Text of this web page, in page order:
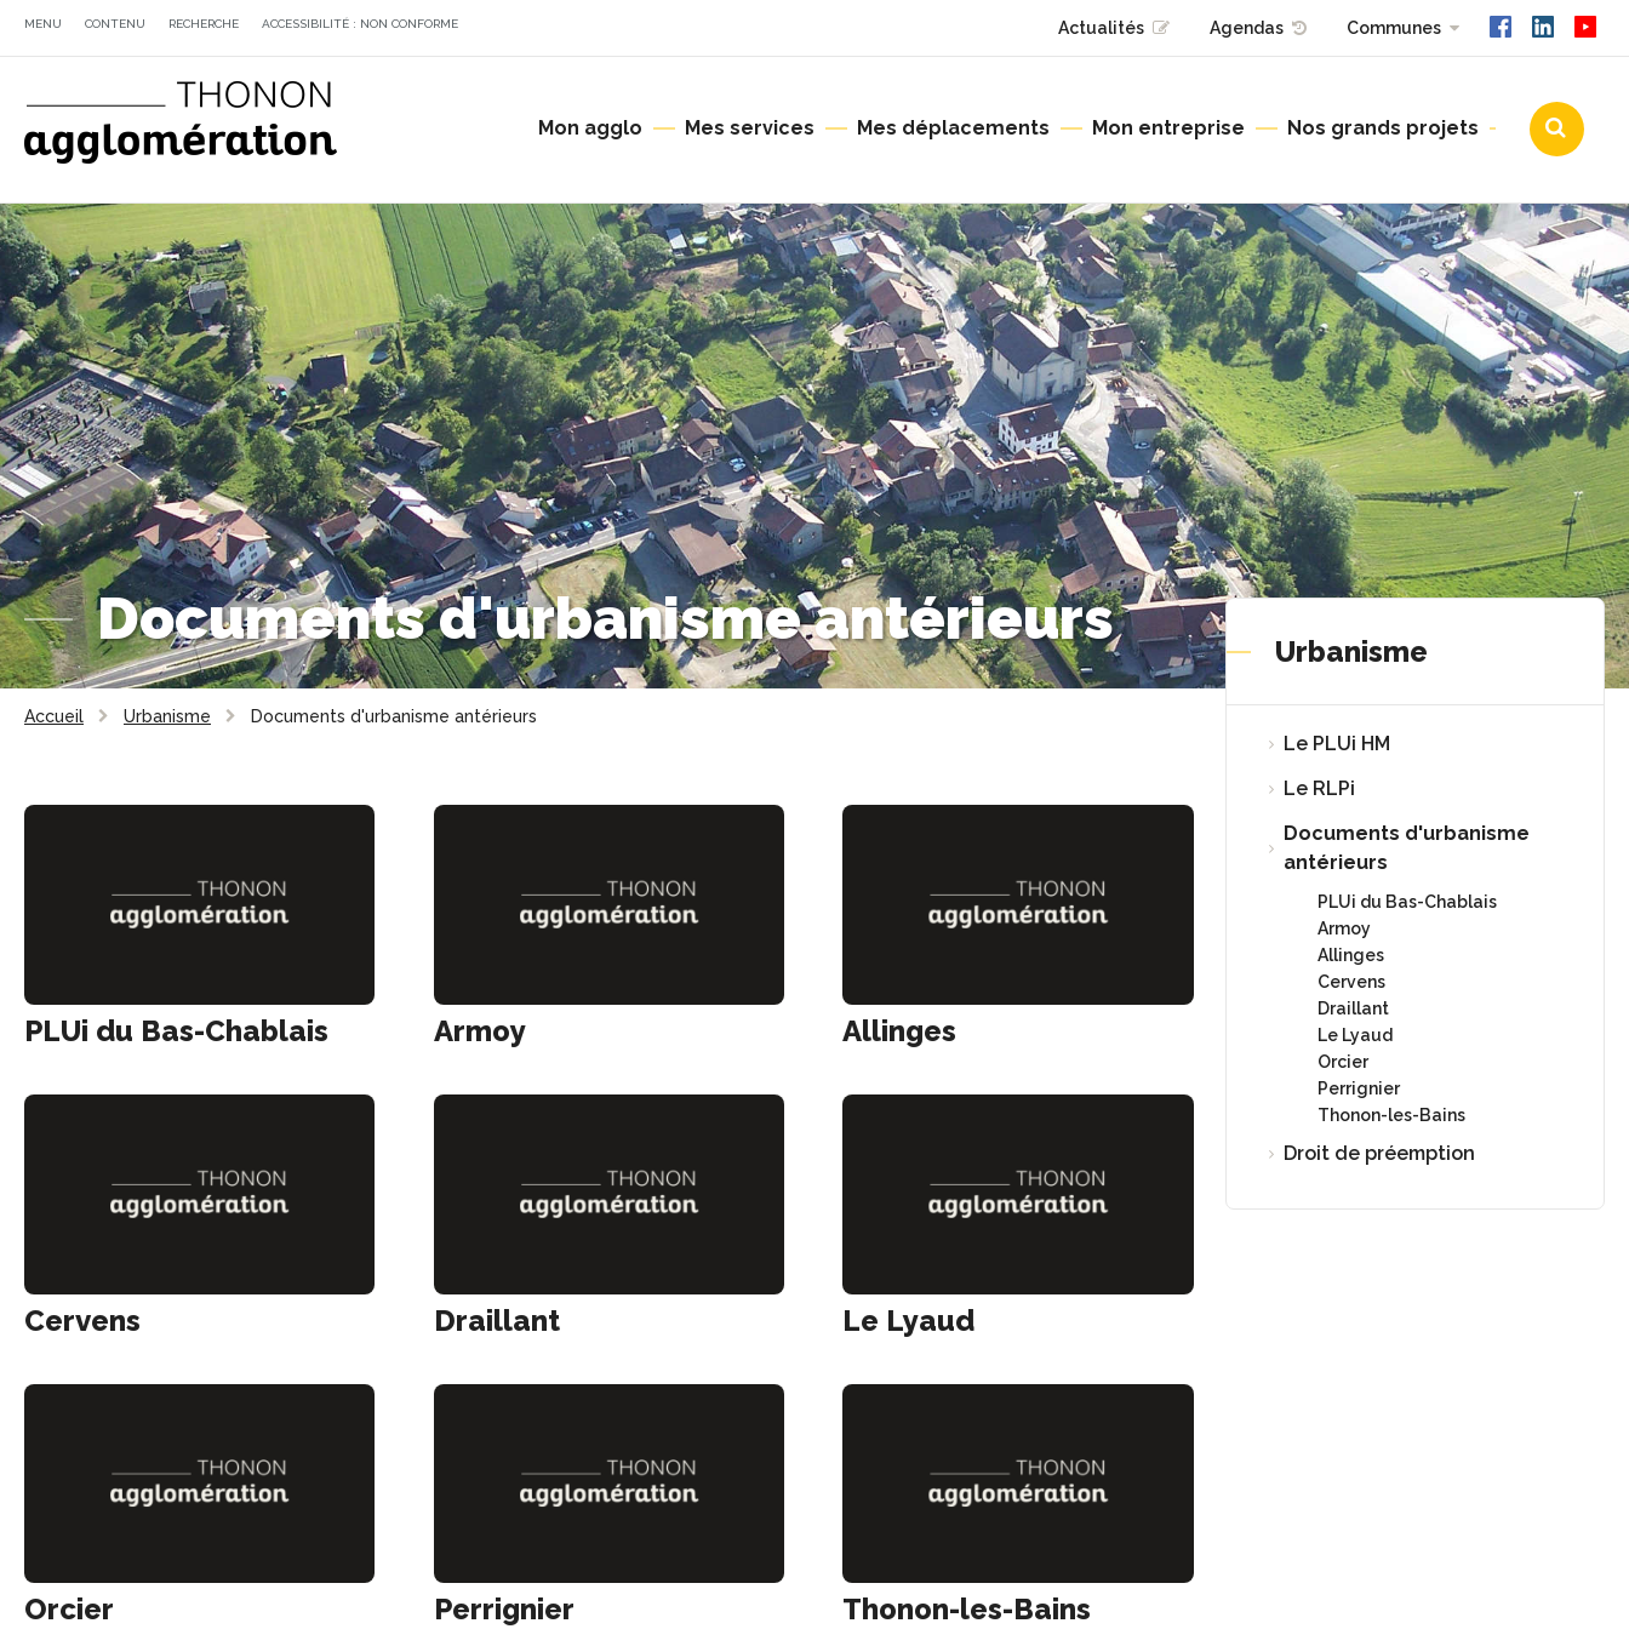
MENU CONTENU RECHERCHE ACCESSIBILITÉ : NON CONFORME Actualités Agendas Communes
Mon agglo Mes services Mes déplacements Mon entreprise Nos grands projets
Urbanisme
Documents d'urbanisme antérieurs
Accueil Urbanisme Documents d'urbanisme antérieurs
PLUi du Bas-Chablais Armoy Allinges
Cervens Draillant Le Lyaud
Orcier Perrignier Thonon-les-Bains
Urbanisme
Le PLUi HM
Le RLPi
Documents d'urbanisme
antérieurs
PLUi du Bas-Chablais
Armoy
Allinges
Cervens
Draillant
Le Lyaud
Orcier
Perrignier
Thonon-les-Bains
Droit de préemption